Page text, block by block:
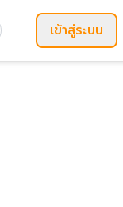
เข้าสู่ระบบ